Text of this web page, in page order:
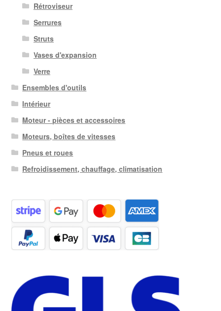
Rétroviseur
Serrures
Struts
Vases d'expansion
Verre
Ensembles d'outils
Intérieur
Moteur - pièces et accessoires
Moteurs, boîtes de vitesses
Pneus et roues
Refroidissement, chauffage, climatisation